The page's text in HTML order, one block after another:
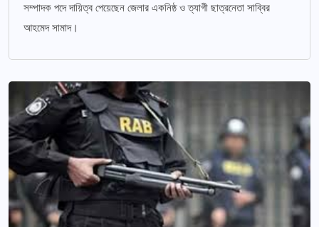
সম্পাদক পদে দায়িত্ব পেয়েছেন জেলার একনিষ্ঠ ও ত্যাগী ছাত্রনেতা সাব্বির
আহমেদ সামাদ।